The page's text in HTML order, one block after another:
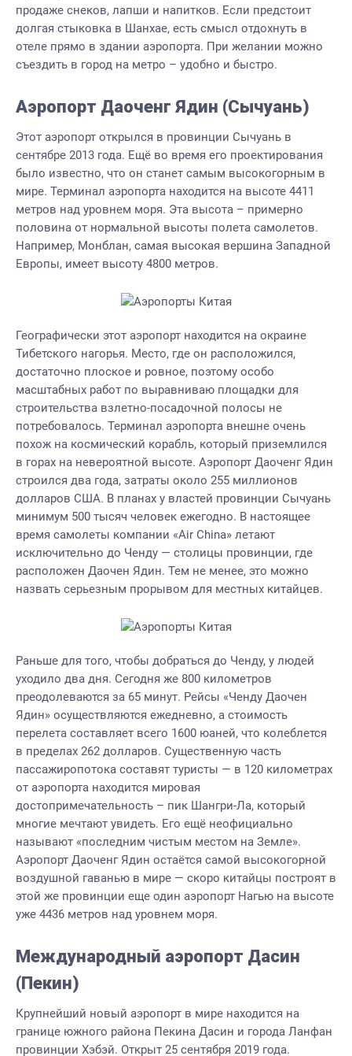
продаже снеков, лапши и напитков. Если предстоит
долгая стыковка в Шанхае, есть смысл отдохнуть в
отеле прямо в здании аэропорта. При желании можно
съездить в город на метро – удобно и быстро.
Аэропорт Даоченг Ядин (Сычуань)
Этот аэропорт открылся в провинции Сычуань в
сентябре 2013 года. Ещё во время его проектирования
было известно, что он станет самым высокогорным в
мире. Терминал аэропорта находится на высоте 4411
метров над уровнем моря. Эта высота – примерно
половина от нормальной высоты полета самолетов.
Например, Монблан, самая высокая вершина Западной
Европы, имеет высоту 4800 метров.
Географически этот аэропорт находится на окраине
Тибетского нагорья. Место, где он расположился,
достаточно плоское и ровное, поэтому особо
масштабных работ по выравниваю площадки для
строительства взлетно-посадочной полосы не
потребовалось. Терминал аэропорта внешне очень
похож на космический корабль, который приземлился
в горах на невероятной высоте. Аэропорт Даоченг Ядин
строился два года, затраты около 255 миллионов
долларов США. В планах у властей провинции Сычуань
минимум 500 тысяч человек ежегодно. В настоящее
время самолеты компании «Air China» летают
исключительно до Ченду — столицы провинции, где
расположен Даочен Ядин. Тем не менее, это можно
назвать серьезным прорывом для местных китайцев.
Раньше для того, чтобы добраться до Ченду, у людей
уходило два дня. Сегодня же 800 километров
преодолеваются за 65 минут. Рейсы «Ченду Даочен
Ядин» осуществляются ежедневно, а стоимость
перелета составляет всего 1600 юаней, что колеблется
в пределах 262 долларов. Существенную часть
пассажиропотока составят туристы — в 120 километрах
от аэропорта находится мировая
достопримечательность – пик Шангри-Ла, который
многие мечтают увидеть. Его ещё неофициально
называют «последним чистым местом на Земле».
Аэропорт Даоченг Ядин остаётся самой высокогорной
воздушной гаванью в мире — скоро китайцы построят в
этой же провинции еще один аэропорт Нагью на высоте
уже 4436 метров над уровнем моря.
Международный аэропорт Дасин
(Пекин)
Крупнейший новый аэропорт в мире находится на
границе южного района Пекина Дасин и города Ланфан
провинции Хэбэй. Открыт 25 сентября 2019 года.